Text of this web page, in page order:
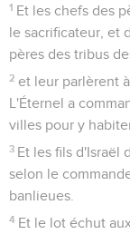
1 Et les chefs des
le sacrificateur, et
pères des tribus
2 et leur parlèrent
L'Éternel a
villes pour y
3 Et les fils d'Israël
selon le
banlieues.
4 Et le lot échut